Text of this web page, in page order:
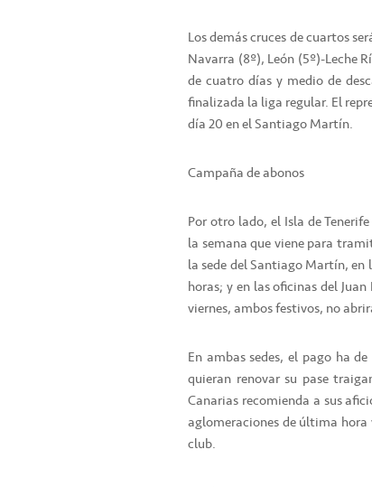
Los demás cruces de cuartos
Navarra (8º), León (5º)-Leche
de cuatro días y medio de
finalizada la liga regular. El
día 20 en el Santiago Martín.
Campaña de abonos
Por otro lado, el Isla de
la semana que viene para
la sede del Santiago Martín, en
horas; y en las oficinas del
viernes, ambos festivos, no
En ambas sedes, el pago ha
quieran renovar su pase
Canarias recomienda a sus
aglomeraciones de última
club.